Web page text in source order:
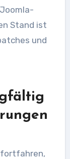
Stand ist
und
fortfahren,